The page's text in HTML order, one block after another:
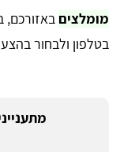
מומלצים באזורכם,
בטלפון ולבחור